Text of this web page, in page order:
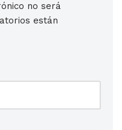
no será
están